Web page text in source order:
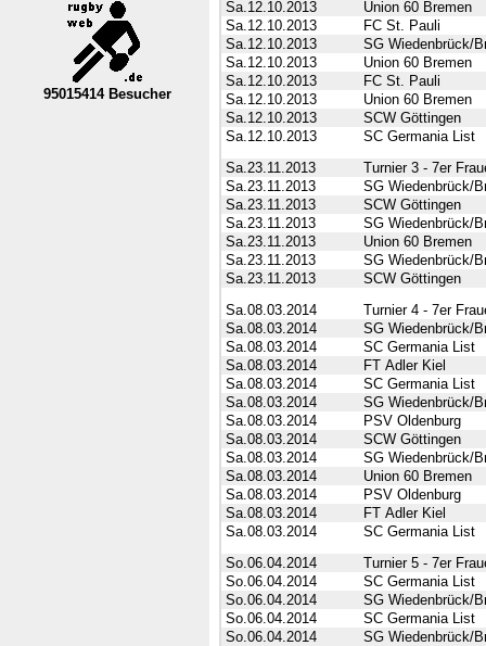
95015414 Besucher
Sa.12.10.2013
Union 60 Bremen
Sa.12.10.2013
FC St. Pauli
Sa.12.10.2013
SG Wiedenbrück/
Sa.12.10.2013
Union 60 Bremen
Sa.12.10.2013
FC St. Pauli
Sa.12.10.2013
Union 60 Bremen
Sa.12.10.2013
SCW Göttingen
Sa.12.10.2013
SC Germania List
Sa.23.11.2013
Turnier 3 - 7er
Sa.23.11.2013
SG Wiedenbrück/
Sa.23.11.2013
SCW Göttingen
Sa.23.11.2013
SG Wiedenbrück/
Sa.23.11.2013
Union 60 Bremen
Sa.23.11.2013
SG Wiedenbrück/
Sa.23.11.2013
SCW Göttingen
Sa.08.03.2014
Turnier 4 - 7er
Sa.08.03.2014
SG Wiedenbrück/
Sa.08.03.2014
SC Germania List
Sa.08.03.2014
FT Adler Kiel
Sa.08.03.2014
SC Germania List
Sa.08.03.2014
SG Wiedenbrück/
Sa.08.03.2014
PSV Oldenburg
Sa.08.03.2014
SCW Göttingen
Sa.08.03.2014
SG Wiedenbrück/
Sa.08.03.2014
Union 60 Bremen
Sa.08.03.2014
PSV Oldenburg
Sa.08.03.2014
FT Adler Kiel
Sa.08.03.2014
SC Germania List
So.06.04.2014
Turnier 5 - 7er
So.06.04.2014
SC Germania List
So.06.04.2014
SG Wiedenbrück/
So.06.04.2014
SC Germania List
So.06.04.2014
SG Wiedenbrück/